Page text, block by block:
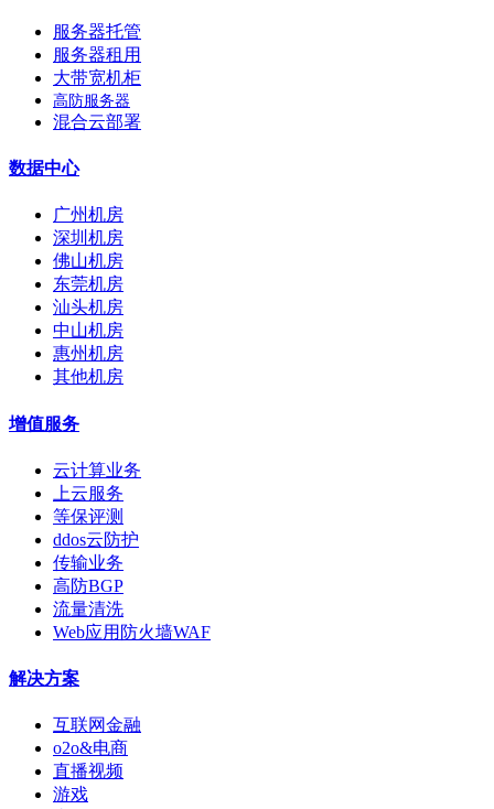
服务器托管
服务器租用
大带宽机柜
高防服务器
混合云部署
数据中心
广州机房
深圳机房
佛山机房
东莞机房
汕头机房
中山机房
惠州机房
其他机房
增值服务
云计算业务
上云服务
等保评测
ddos云防护
传输业务
高防BGP
流量清洗
Web应用防火墙WAF
解决方案
互联网金融
o2o&电商
直播视频
游戏